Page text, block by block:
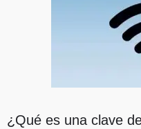
¿Qué es una clave